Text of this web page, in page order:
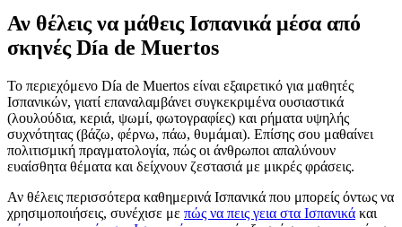
Αν θέλεις να μάθεις Ισπανικά μέσα από
σκηνές Día de Muertos
Το περιεχόμενο Día de Muertos είναι εξαιρετικό για μαθητές
Ισπανικών, γιατί επαναλαμβάνει συγκεκριμένα ουσιαστικά
(λουλούδια, κεριά, ψωμί, φωτογραφίες) και ρήματα υψηλής
συχνότητας (βάζω, φέρνω, πάω, θυμάμαι). Επίσης σου μαθαίνει
πολιτισμική πραγματολογία, πώς οι άνθρωποι απαλύνουν
ευαίσθητα θέματα και δείχνουν ζεστασιά με μικρές φράσεις.
Αν θέλεις περισσότερα καθημερινά Ισπανικά που μπορείς όντως να
χρησιμοποιήσεις, συνέχισε με πώς να πεις γεια στα Ισπανικά και